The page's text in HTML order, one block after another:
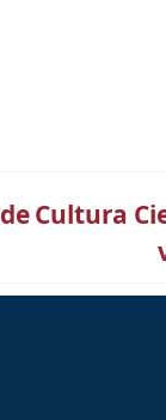
Cultura